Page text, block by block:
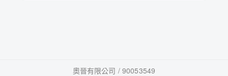
奧晉有限公司 / 90053549